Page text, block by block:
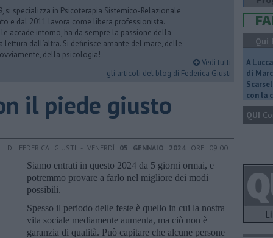
si specializza in Psicoterapia Sistemico-Relazionale
e dal 2011 lavora come libera professionista.
accade intorno, ha da sempre la passione della
lettura dall’altra. Si definisce amante del mare, delle
della psicologia!
Vedi tutti
gli articoli del blog di Federica Giusti
il piede giusto
DI FEDERICA GIUSTI - VENERDÌ 05 GENNAIO 2024 ORE 09:00
Siamo entrati in questo 2024 da 5 giorni ormai, e
potremmo provare a farlo nel migliore dei modi
possibili.
Spesso il periodo delle feste è quello in cui la nostra
vita sociale mediamente aumenta, ma ciò non è
garanzia di qualità. Può capitare che alcune persone
Qui
A
di
con la
QUI